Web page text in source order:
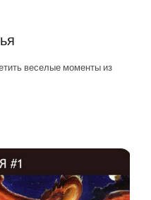
веселые моменты из